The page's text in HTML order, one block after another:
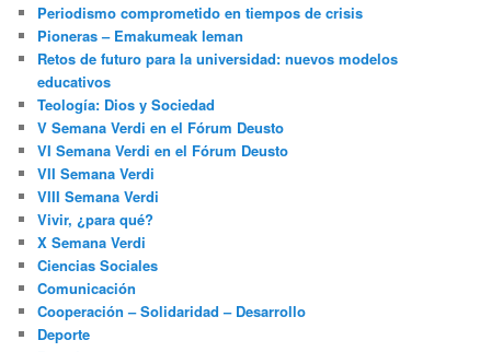
Periodismo comprometido en tiempos de crisis
Pioneras – Emakumeak leman
Retos de futuro para la universidad: nuevos modelos
educativos
Teología: Dios y Sociedad
V Semana Verdi en el Fórum Deusto
VI Semana Verdi en el Fórum Deusto
VII Semana Verdi
VIII Semana Verdi
Vivir, ¿para qué?
X Semana Verdi
Ciencias Sociales
Comunicación
Cooperación – Solidaridad – Desarrollo
Deporte